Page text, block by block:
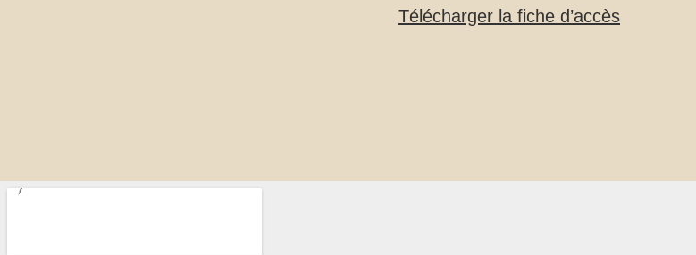
Télécharger la fiche d’accès